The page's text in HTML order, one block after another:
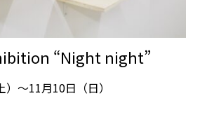
“Night night”
～11月10日（日）